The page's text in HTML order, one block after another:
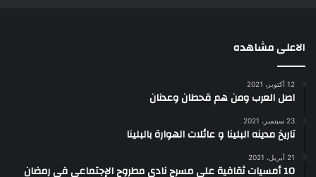
الاعلى مشاهده
12 أكتوبر، 2021
اصل العرب ومن هم قحطان وعدنان
23 سبتمبر، 2021
تاريخ مدينه البلينا و عائلات الهوارة بالبلينا
21 أبريل، 2021
10 أمسيات ثقافية علي مسرح نادي مطروح الإجتماعي في رمضان